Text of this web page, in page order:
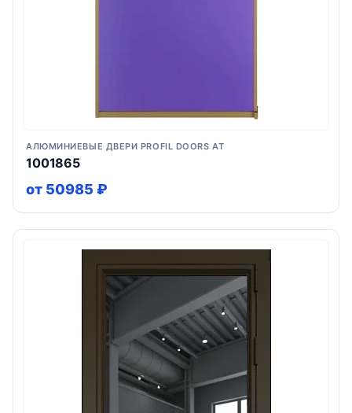
АЛЮМИНИЕВЫЕ ДВЕРИ PROFIL DOORS AT
1001865
от 50985 ₽